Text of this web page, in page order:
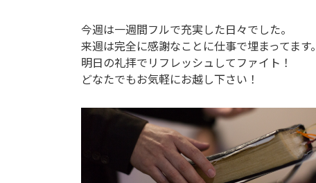
新
日
時
今週は一週間フルで充実した日々でした。
来週は完全に感謝なことに仕事で埋まってます。
明日の礼拝でリフレッシュしてファイト！
どなたでもお気軽にお越し下さい！